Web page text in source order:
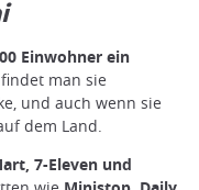
Einwohner ein
man sie
und auch wenn sie
dem Land.
7-Eleven und